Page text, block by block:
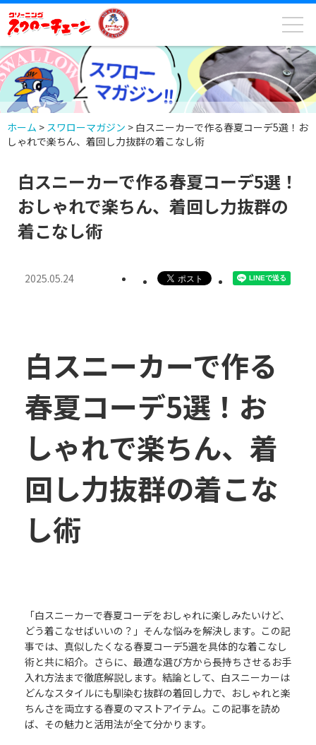
ホーム > スワローマガジン > 白スニーカーで作る春夏コーデ5選！お
しゃれで楽ちん、着回し力抜群の着こなし術
白スニーカーで作る春夏コーデ5選！
おしゃれで楽ちん、着回し力抜群の
着こなし術
2025.05.24
白スニーカーで作る
春夏コーデ5選！お
しゃれで楽ちん、着
回し力抜群の着こな
し術
「白スニーカーで春夏コーデをおしゃれに楽しみたいけど、
どう着こなせばいいの？」そんな悩みを解決します。この記
事では、真似したくなる春夏コーデ5選を具体的な着こなし
術と共に紹介。さらに、最適な選び方から長持ちさせるお手
入れ方法まで徹底解説します。結論として、白スニーカーは
どんなスタイルにも馴染む抜群の着回し力で、おしゃれと楽
ちんさを両立する春夏のマストアイテム。この記事を読め
ば、その魅力と活用法が全て分かります。